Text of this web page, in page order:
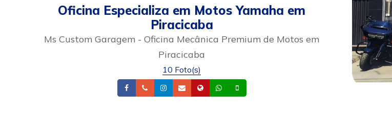
Oficina Especializa em Motos Yamaha em
Piracicaba
Ms Custom Garagem - Oficina Mecânica Premium de Motos em
Piracicaba
10 Foto(s)
FacebookTelefoneInstagram
Email Site Whatsapp